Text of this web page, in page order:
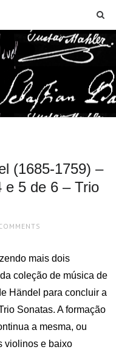
(1685-1759) –
e 5 de 6 – Trio
mais dois
coleção de música de
Händel para concluir a
Sonatas. A formação
a mesma, ou
violinos e baixo